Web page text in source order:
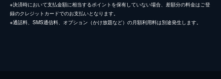
※決済時において支払金額に相当するポイントを保有していない場合、差額分の料金はご登
録のクレジットカードでのお支払いとなります。
※通話料、SMS通信料、オプション（かけ放題など）の月額利用料は別途発生します。